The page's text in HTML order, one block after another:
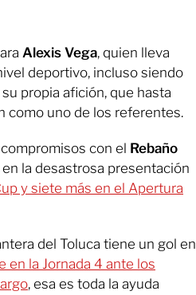
Alexis Vega, quien lleva
deportivo, incluso siendo
propia afición, que hasta
como uno de los referentes.
con el Rebaño
la desastrosa presentación
y siete más en el Apertura
del Toluca tiene un gol en
en la Jornada 4 ante los
, esa es toda la ayuda